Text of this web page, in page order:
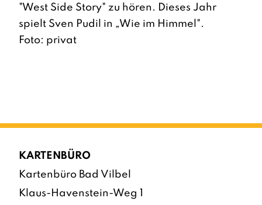
"West Side Story" zu hören. Dieses Jahr
spielt Sven Pudil in „Wie im Himmel".
Foto: privat
KARTENBÜRO
Kartenbüro Bad Vilbel
Klaus-Havenstein-Weg 1